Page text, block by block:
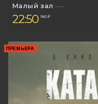
Малый зал
22:50 180 ₽
ПРЕМЬЕРА